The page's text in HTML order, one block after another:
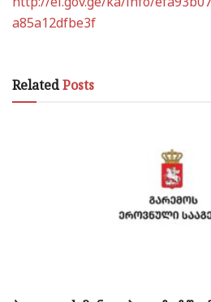
a85a12dfbe3f
RelatedPosts